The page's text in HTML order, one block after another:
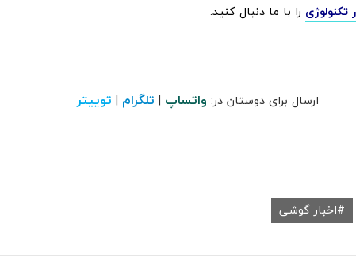
تکنولوژی را با ما دنبال کنید.
ارسال برای دوستان در: واتساپ | تلگرام | توییتر
اخبار گوشی